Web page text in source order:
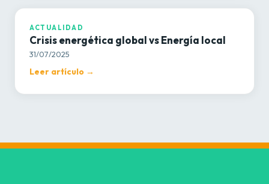
ACTUALIDAD
Crisis energética global vs Energía local
31/07/2025
Leer artículo →